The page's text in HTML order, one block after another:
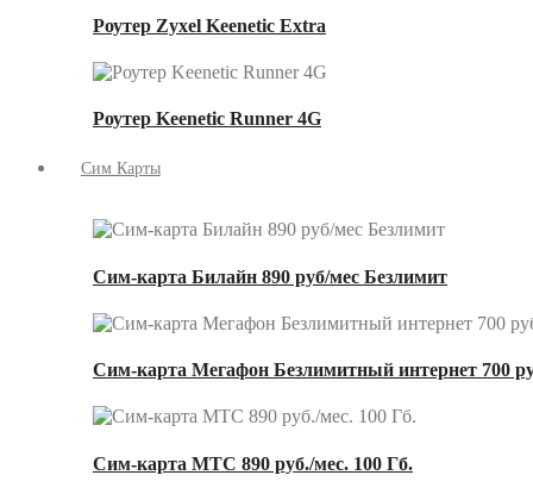
Роутер Zyxel Keenetic Extra
Роутер Keenetic Runner 4G
Сим Карты
Сим-карта Билайн 890 руб/мес Безлимит
Сим-карта Мегафон Безлимитный интернет 700
Сим-карта МТС 890 руб./мес. 100 Гб.